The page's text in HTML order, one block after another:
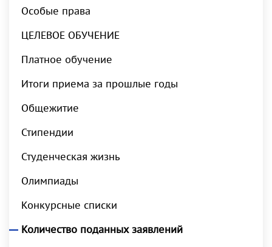
Особые права
ЦЕЛЕВОЕ ОБУЧЕНИЕ
Платное обучение
Итоги приема за прошлые годы
Общежитие
Стипендии
Студенческая жизнь
Олимпиады
Конкурсные списки
Количество поданных заявлений